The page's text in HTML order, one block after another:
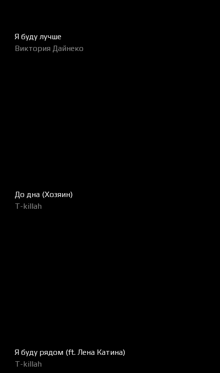
Я буду лучше
Виктория Дайнеко
До дна (Хозяин)
T-killah
Я буду рядом (ft. Лена Катина)
T-killah